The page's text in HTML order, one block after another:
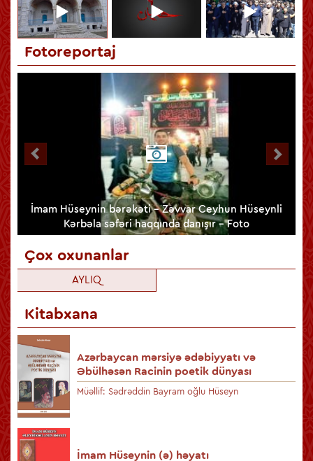
Fotoreportaj
İmam Hüseynin bərəkəti - Zəvvar Ceyhun Hüseynli
Kərbəla səfəri haqqında danışır - Foto
Çox oxunanlar
AYLIQ
Kitabxana
Azərbaycan mərsiyə ədəbiyyatı və
Əbülhəsən Racinin poetik dünyası
Müəllif: Sədrəddin Bayram oğlu Hüseyn
İmam Hüseynin (ə) həyatı